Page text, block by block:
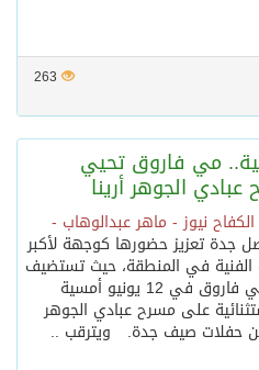
263
مي فاروق تحيي
الجوهر أرينا
نيوز - ماهر عبدالوهاب -
جدة تعزيز حضورها كوجهة لأكبر
الفنية في المنطقة، حيث تستضيف
الفنانة مي فاروق في 12 يونيو أمسية
على مسرح عبادي الجوهر
حفلات صيف جدة. ويترقب ..